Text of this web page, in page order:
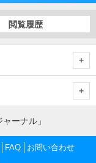
閲覧履歴
ーナル」
FAQ お問い合わせ